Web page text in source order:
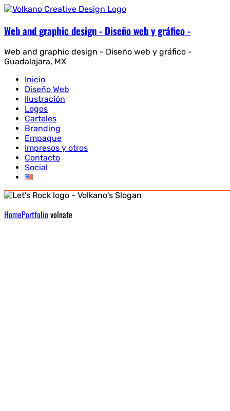
Web and graphic design - Diseño web y gráfico -
Web and graphic design - Diseño web y gráfico -
Guadalajara, MX
Inicio
Diseño Web
Ilustración
Logos
Carteles
Branding
Empaque
Impresos y otros
Contacto
Social
HomePortfoliovolnate